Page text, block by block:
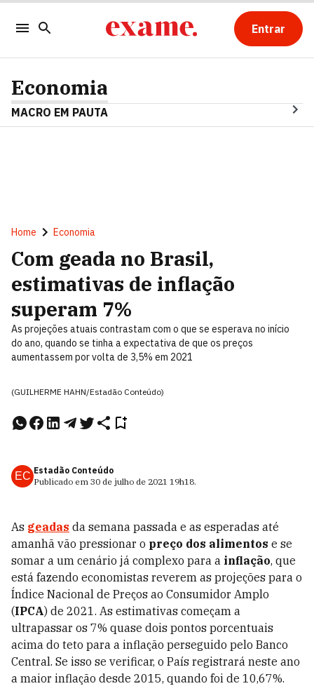
Entrar
Economia
MACRO EM PAUTA
Home Economia
Com geada no Brasil,
estimativas de inflação
superam 7%
As projeções atuais contrastam com o que se esperava no início
do ano, quando se tinha a expectativa de que os preços
aumentassem por volta de 3,5% em 2021
(GUILHERME HAHN/Estadão Conteúdo)
EC Estadão Conteúdo
Publicado em 30 de julho de 2021 19h18.
As geadas da semana passada e as esperadas até
amanhã vão pressionar o preço dos alimentos e se
somar a um cenário já complexo para a inflação, que
está fazendo economistas reverem as projeções para o
Índice Nacional de Preços ao Consumidor Amplo
(IPCA) de 2021. As estimativas começam a
ultrapassar os 7% quase dois pontos porcentuais
acima do teto para a inflação perseguido pelo Banco
Central. Se isso se verificar, o País registrará neste ano
a maior inflação desde 2015, quando foi de 10,67%.